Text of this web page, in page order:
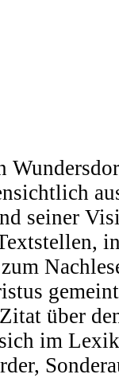
seiner
über
im